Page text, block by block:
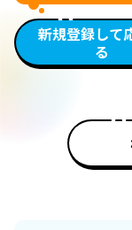
新規登録して
る